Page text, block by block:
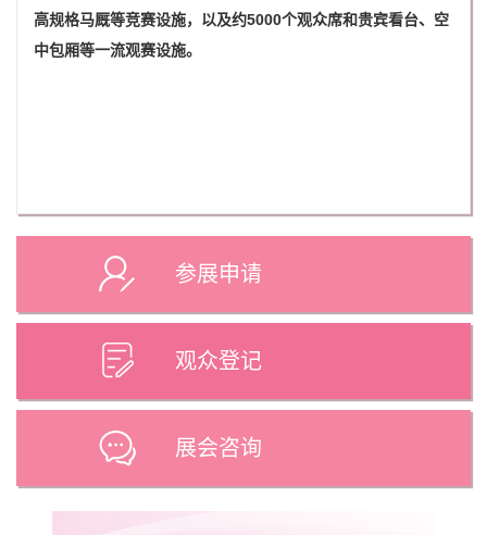
高规格马厩等竞赛设施，以及约5000个观众席和贵宾看台、空
中包厢等一流观赛设施。
参展申请
观众登记
展会咨询